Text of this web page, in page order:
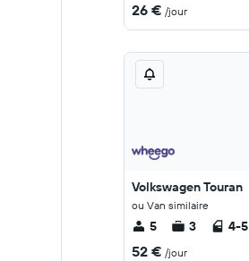
26 € /jour
Volkswagen Touran
ou Van similaire
5 3 4-5
52 € /jour